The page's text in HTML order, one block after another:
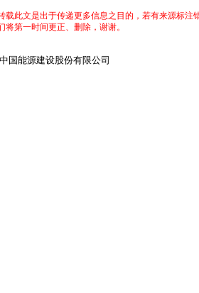
载此文是出于传递更多信息之目的，若有来源标
将第一时间更正、删除，谢谢。
国能源建设股份有限公司